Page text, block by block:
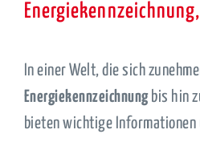
In einer Welt, die sich
Energiekennzeichnungbis hin
bieten wichtige Informationen